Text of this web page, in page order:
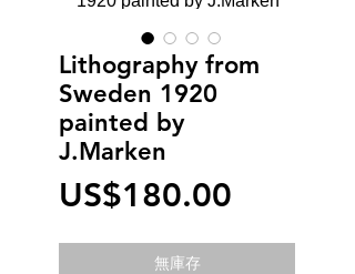
Lithography from
Sweden 1920
painted by
J.Marken
US$180.00
格
無庫存